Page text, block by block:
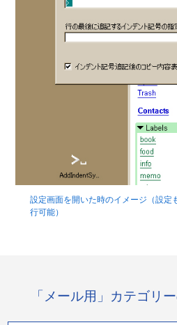
設定画面を開いた時のイメージ（設定
行可能）
「メール用」カテゴリ